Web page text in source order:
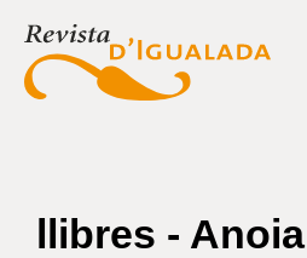
llibres -